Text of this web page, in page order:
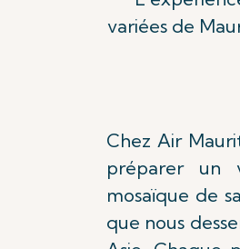
variées de
Chez Air
préparer un
mosaïque de
que nous